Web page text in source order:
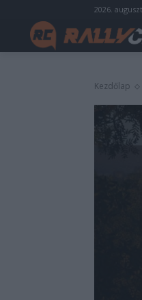
2026.
Kezdőlap